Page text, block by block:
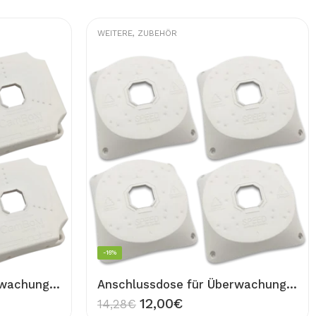
Anschlussdose für Überwachungskamera 4 Stück Wand Dose Universal 4x Junction Box 1118 für Kamera Montage Abzweigdose CAMBOX
WEITERE, ZUBEHÖR
Anschlussdose für Überwachungskamera 4 Stück Wand Dose Universal 4x Junction Box für Kamera Montage Abzweigdose
-16%
14,28€ 12,00€